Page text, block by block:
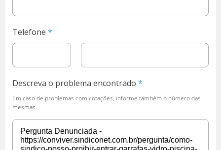
Telefone
Descreva o problema encontrado
Em caso de problemas com cotações, informe também o número das
mesmas.